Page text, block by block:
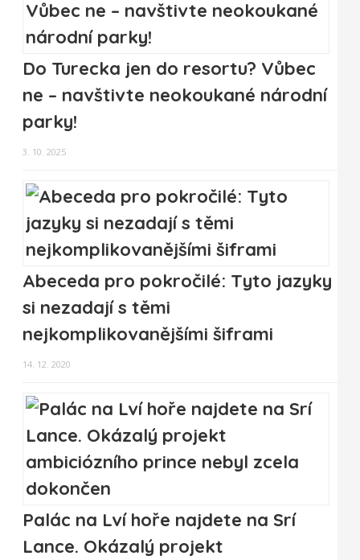
Do Turecka jen do resortu? Vůbec
ne – navštivte neokoukané národní
parky!
3. 10. 2025
Abeceda pro pokročilé: Tyto jazyky
si nezadají s těmi
nejkomplikovanějšími šiframi
14. 12. 2020
Palác na Lví hoře najdete na Srí
Lance. Okázalý projekt